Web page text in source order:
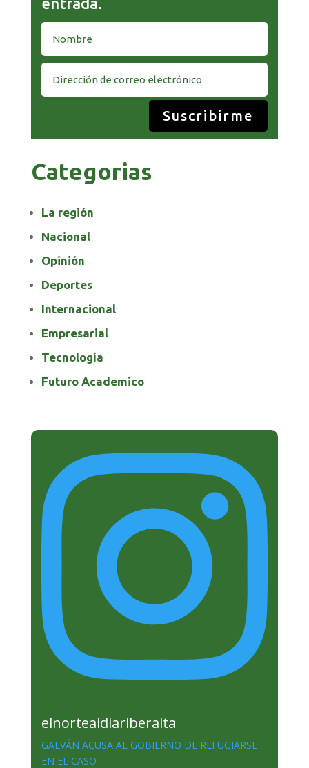
Suscribirme
Categorias
La región
Nacional
Opinión
Deportes
Internacional
Empresarial
Tecnología
Futuro Academico
elnortealdiariberalta
GALVÁN ACUSA AL GOBIERNO DE REFUGIARSE
EN EL CASO